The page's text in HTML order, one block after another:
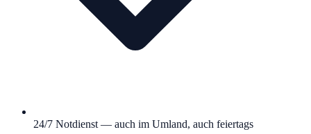
24/7 Notdienst — auch im Umland, auch feiertags